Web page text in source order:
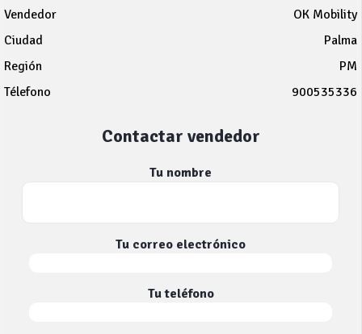
Vendedor
OK Mobility
Ciudad
Palma
Región
PM
Télefono
900535336
Contactar vendedor
Tu nombre
Tu correo electrónico
Tu teléfono